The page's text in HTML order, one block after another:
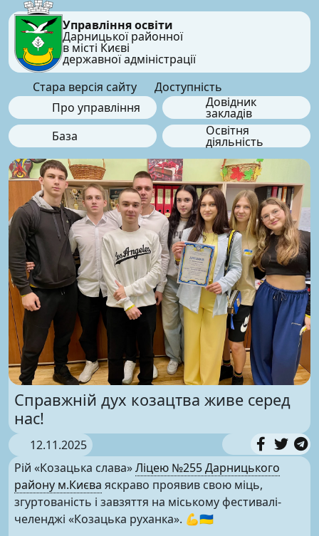
Управління освіти
Дарницької районної
в місті Києві
державної адміністрації
Стара версія сайту
Доступність
Про управління
Довідник
закладів
База
Освітня
діяльність
Справжній дух козацтва живе серед
нас!
12.11.2025
Рій «Козацька слава»Ліцею №255 Дарницького
району м.Києва яскраво проявив свою міць,
згуртованість і завзяття на міському фестивалі-
челенджі «Козацька руханка». 💪🇺🇦